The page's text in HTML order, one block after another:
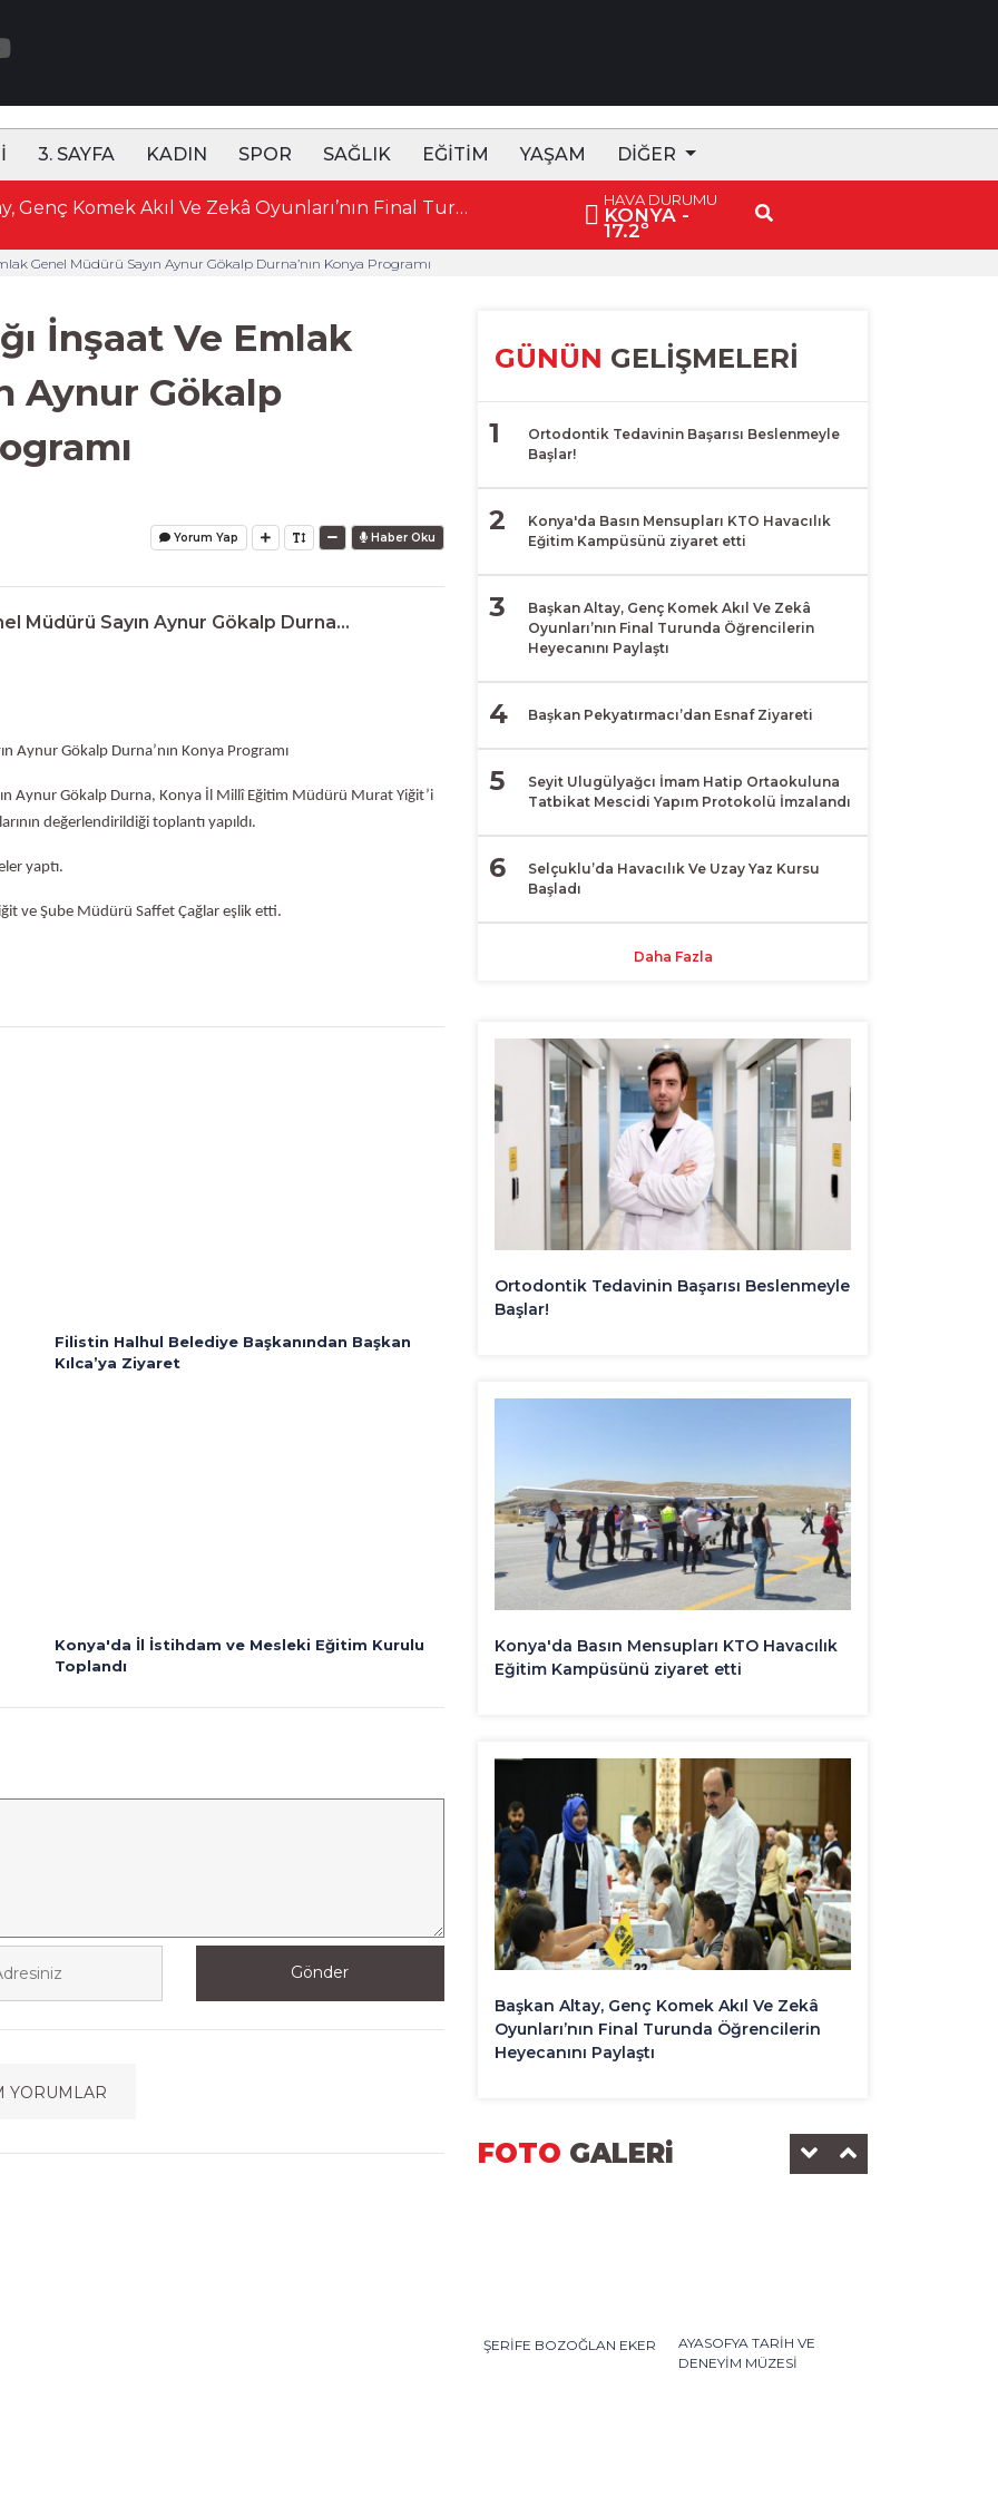
3. SAYFA KADIN SPOR SAĞLIK EĞİTİM YAŞAM DIĞER
15:49 Başkan Altay, Genç Komek Akıl Ve Zekâ Oyunları’nın Final Turunda Öğrencilerin Heyecanını Paylaştı 15:47 Başkan Pekyatırmacı’dan Esnaf Ziyareti
HAVA DURUMU
KONYA -
17.2º
Genel Müdürü Sayın Aynur Gökalp Durna’nın Konya Programı
İnşaat Ve Emlak
Aynur Gökalp
Yorum Yap Haber Oku
Müdürü Sayın Aynur Gökalp Durna...
Aynur Gökalp Durna’nın Konya Programı
Aynur Gökalp Durna, Konya İl Millî Eğitim Müdürü Murat Yiğit’i
değerlendirildiği toplantı yapıldı.
yaptı.
ve Şube Müdürü Saffet Çağlar eşlik etti.
Filistin Halhul Belediye Başkanından Başkan
Kılca’ya Ziyaret
Konya'da İl İstihdam ve Mesleki Eğitim Kurulu
Toplandı
Gönder
YORUMLAR
GÜNÜN GELİŞMELERİ
1
Ortodontik Tedavinin Başarısı Beslenmeyle
Başlar!
2
Konya'da Basın Mensupları KTO Havacılık
Eğitim Kampüsünü ziyaret etti
3
Başkan Altay, Genç Komek Akıl Ve Zekâ
Oyunları’nın Final Turunda Öğrencilerin
Heyecanını Paylaştı
4 Başkan Pekyatırmacı’dan Esnaf Ziyareti
5
Seyit Ulugülyağcı İmam Hatip Ortaokuluna
Tatbikat Mescidi Yapım Protokolü İmzalandı
6
Selçuklu’da Havacılık Ve Uzay Yaz Kursu
Başladı
Daha Fazla
Ortodontik Tedavinin Başarısı Beslenmeyle
Başlar!
Konya'da Basın Mensupları KTO Havacılık
Eğitim Kampüsünü ziyaret etti
Başkan Altay, Genç Komek Akıl Ve Zekâ
Oyunları’nın Final Turunda Öğrencilerin
Heyecanını Paylaştı
FOTO GALERi
ŞERİFE BOZOĞLAN EKER
AYASOFYA TARİH VE
DENEYİM MÜZESİ